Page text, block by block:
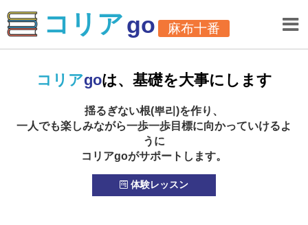
コリアgo 麻布十番 ×
×
コリアgoは、基礎を大事にします
揺るぎない根(뿌리)を作り、
一人でも楽しみながら一歩一歩目標に向かっていけるよ
うに
コリアgoがサポートします。
体験レッスン